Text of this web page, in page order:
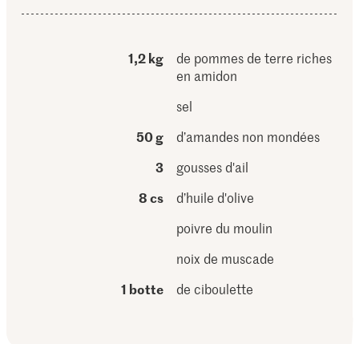
1,2 kg
de pommes de terre riches
en amidon
sel
50 g
d’amandes non mondées
3
gousses d'ail
8 cs
d’huile d'olive
poivre du moulin
noix de muscade
1 botte
de ciboulette